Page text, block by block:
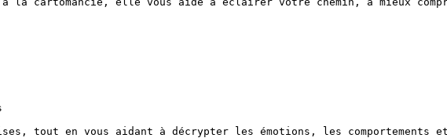
tout en vous aidant à décrypter les émotions, les